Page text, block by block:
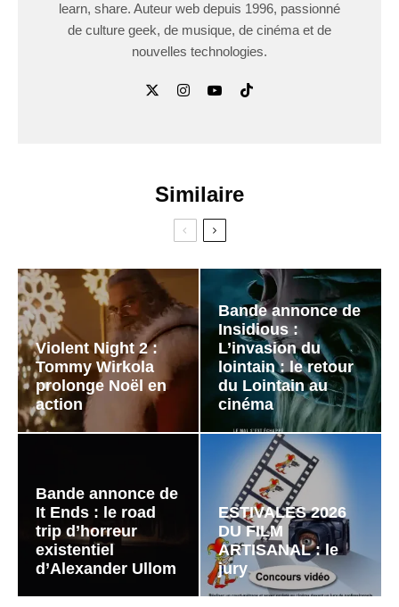
learn, share. Auteur web depuis 1996, passionné
de culture geek, de musique, de cinéma et de
nouvelles technologies.
Similaire
Violent Night 2 :
Tommy Wirkola
prolonge Noël en
action
Bande annonce de
Insidious :
L’invasion du
lointain : le retour
du Lointain au
cinéma
Bande annonce de
It Ends : le road
trip d’horreur
existentiel
d’Alexander Ullom
ESTIVALES 2026
DU FILM
ARTISANAL : le
jury